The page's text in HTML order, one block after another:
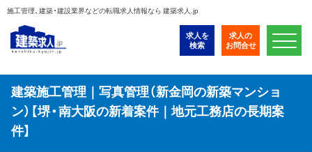
施工管理、建築・建設業界などの転職求人情報なら 建築求人.jp
求人を
検索
求人の
お問合せ
建築施工管理｜写真管理（新金岡の新築マンショ
ン）【堺・南大阪の新着案件｜地元工務店の長期案
件】